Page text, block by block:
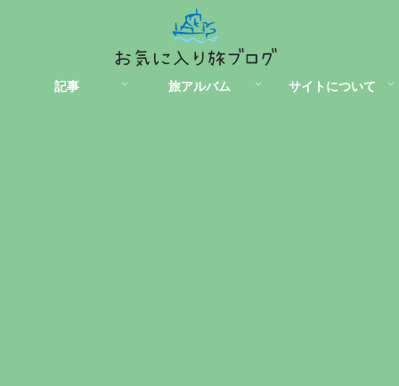
記事 旅アルバム サイトについて